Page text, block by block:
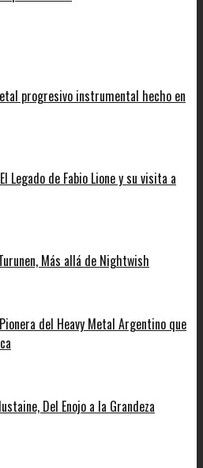
progresivo instrumental hecho en
Legado de Fabio Lione y su visita a
Más allá de Nightwish
del Heavy Metal Argentino que
Del Enojo a la Grandeza